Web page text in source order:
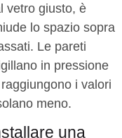
vetro giusto, è
lo spazio sopra
Le pareti
in pressione
i valori
meno.
una